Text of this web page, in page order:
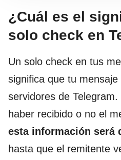
¿Cuál es el
solo check en
Un solo check en tus
significa que tu
servidores de
haber recibido o no el
esta información será
hasta que el remitente